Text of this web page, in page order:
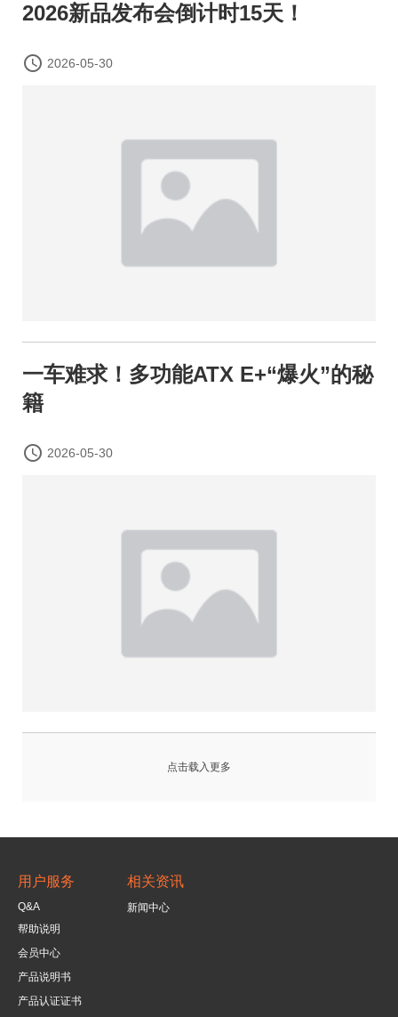
2026新品发布会倒计时15天！
 2026-05-30
一车难求！多功能ATX E+“爆火”的秘
籍
 2026-05-30
点击载入更多
用户服务
Q&A
帮助说明
会员中心
产品说明书
产品认证证书
相关资讯
新闻中心